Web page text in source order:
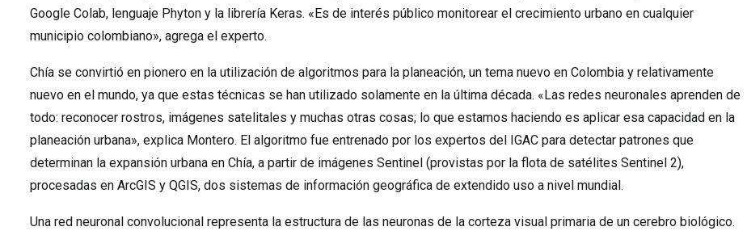
Google Colab, lenguaje Phyton y la librería Keras. «Es de interés público monitorear el crecimiento urbano en cualquier
municipio colombiano», agrega el experto.
Chía se convirtió en pionero en la utilización de algoritmos para la planeación, un tema nuevo en Colombia y relativamente
nuevo en el mundo, ya que estas técnicas se han utilizado solamente en la última década. «Las redes neuronales aprenden de
todo: reconocer rostros, imágenes satelitales y muchas otras cosas; lo que estamos haciendo es aplicar esa capacidad en la
planeación urbana», explica Montero. El algoritmo fue entrenado por los expertos del IGAC para detectar patrones que
determinan la expansión urbana en Chía, a partir de imágenes Sentinel (provistas por la flota de satélites Sentinel 2),
procesadas en ArcGIS y QGIS, dos sistemas de información geográfica de extendido uso a nivel mundial.
Una red neuronal convolucional representa la estructura de las neuronas de la corteza visual primaria de un cerebro biológico.